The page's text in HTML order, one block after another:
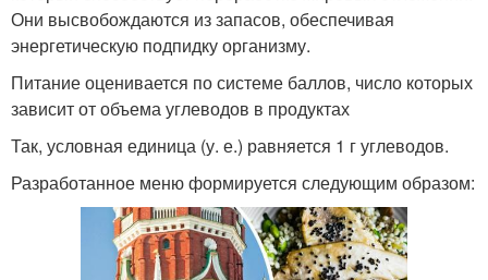
Они высвобождаются из запасов, обеспечивая
энергетическую подпидку организму.
Питание оценивается по системе баллов, число которых
зависит от объема углеводов в продуктах
Так, условная единица (у. е.) равняется 1 г углеводов.
Разработанное меню формируется следующим образом: